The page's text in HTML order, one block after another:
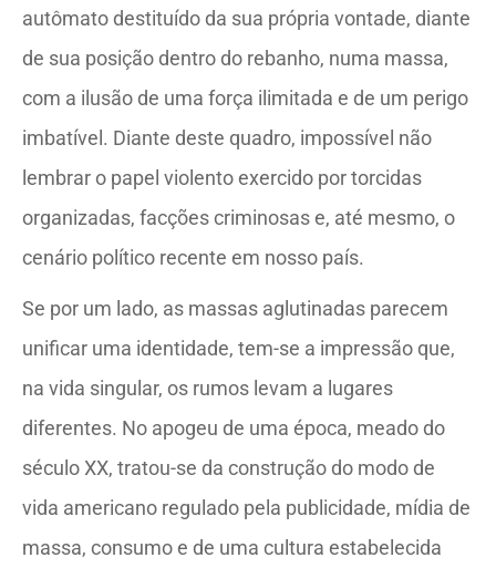
autômato destituído da sua própria vontade, diante
de sua posição dentro do rebanho, numa massa,
com a ilusão de uma força ilimitada e de um perigo
imbatível. Diante deste quadro, impossível não
lembrar o papel violento exercido por torcidas
organizadas, facções criminosas e, até mesmo, o
cenário político recente em nosso país.
Se por um lado, as massas aglutinadas parecem
unificar uma identidade, tem-se a impressão que,
na vida singular, os rumos levam a lugares
diferentes. No apogeu de uma época, meado do
século XX, tratou-se da construção do modo de
vida americano regulado pela publicidade, mídia de
massa, consumo e de uma cultura estabelecida